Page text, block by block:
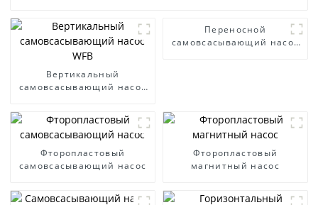
Вертикальный
самовсасывающий насос
Переносной
самовсасывающий насос
Фторопластовый
самовсасывающий насос
Фторопластовый
магнитный насос